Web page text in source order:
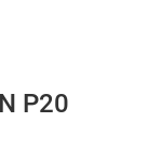
P20